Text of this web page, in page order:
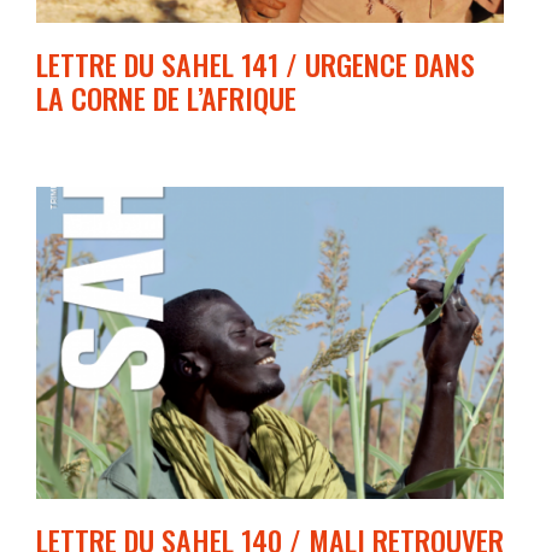
LETTRE DU SAHEL 141 / URGENCE DANS
LA CORNE DE L’AFRIQUE
LETTRE DU SAHEL 140 / MALI RETROUVER